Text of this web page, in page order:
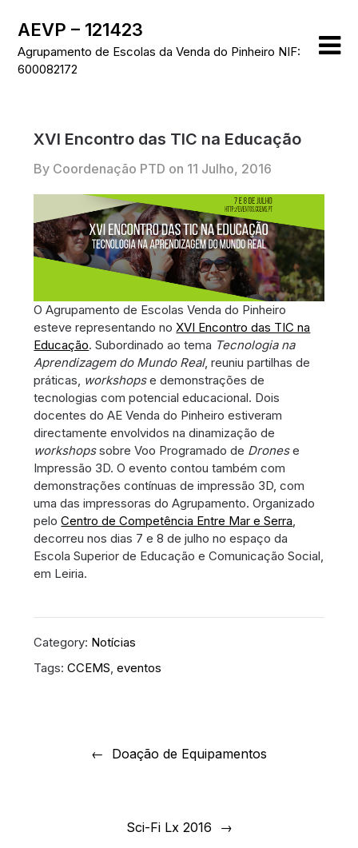
content
AEVP – 121423
Agrupamento de Escolas da Venda do Pinheiro NIF:
600082172
XVI Encontro das TIC na Educação
By Coordenação PTD on 11 Julho, 2016
O Agrupamento de Escolas Venda do Pinheiro
esteve representando noXVI Encontro das TIC na
Educação. Subordinado ao tema Tecnologia na
Aprendizagem do Mundo Real, reuniu partilhas de
práticas, workshopse demonstrações de
tecnologias com potencial educacional. Dois
docentes do AE Venda do Pinheiro estiveram
directamente envolvidos na dinamização de
workshopssobre Voo Programado de Dronese
Impressão 3D. O evento contou também com
demonstrações contínuas de impressão 3D, com
uma das impressoras do Agrupamento. Organizado
peloCentro de Competência Entre Mar e Serra,
decorreu nos dias 7 e 8 de julho no espaço da
Escola Superior de Educação e Comunicação Social,
em Leiria.
Category: Notícias
Tags:CCEMS,eventos
Doação de Equipamentos
Sci-Fi Lx 2016